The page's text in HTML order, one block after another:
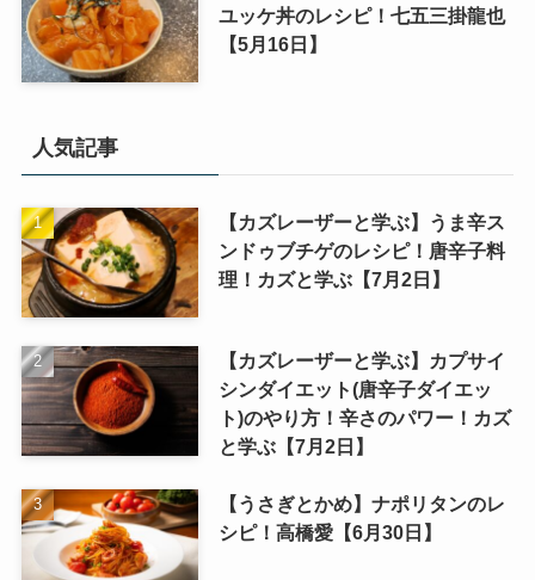
ユッケ丼のレシピ！七五三掛龍也
【5月16日】
人気記事
【カズレーザーと学ぶ】うま辛ス
ンドゥブチゲのレシピ！唐辛子料
理！カズと学ぶ【7月2日】
【カズレーザーと学ぶ】カプサイ
シンダイエット(唐辛子ダイエッ
ト)のやり方！辛さのパワー！カズ
と学ぶ【7月2日】
【うさぎとかめ】ナポリタンのレ
シピ！高橋愛【6月30日】